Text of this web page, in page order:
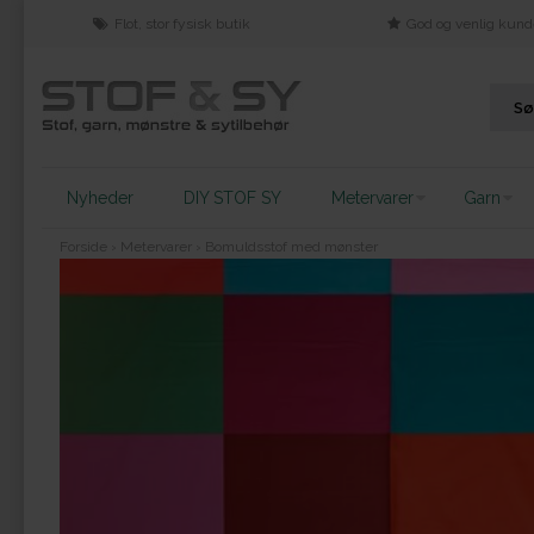
Flot, stor fysisk butik God og venlig
Nyheder DIY STOF SY Metervarer Garn
Metervarer Bomuldsstof med mønster